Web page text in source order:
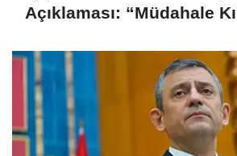
Açıklaması: “Müdahale